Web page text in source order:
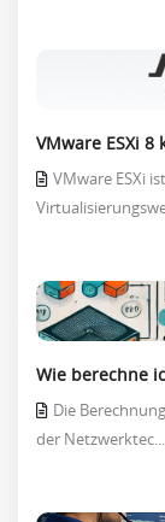
VMware ESXi
VMware ESXi
Wie berechne
Die
der Netzwerktec...